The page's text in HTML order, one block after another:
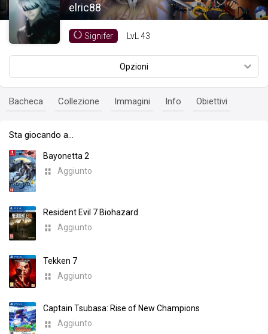
elric88
Signifer LvL 43
Opzioni
Bacheca Collezione Immagini Info Obiettivi
Sta giocando a…
Bayonetta 2
Aggiunto
Resident Evil 7 Biohazard
Aggiunto
Tekken 7
Aggiunto
Captain Tsubasa: Rise of New Champions
Aggiunto